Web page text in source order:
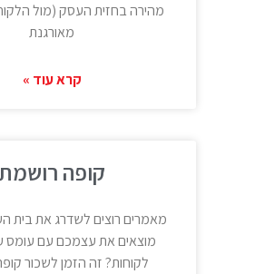
מהירה בחזית העסק (מול
מאורגנת
קרא עוד »
קופה
מאמרים רוצים לשדרג את בית
מוצאים את עצמכם עם עומס
לקוחות? זה הזמן לשכור